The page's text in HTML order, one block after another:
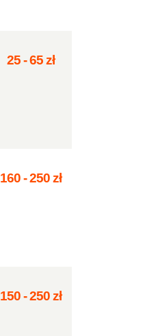
25-65zł
160-250zł
150-250zł